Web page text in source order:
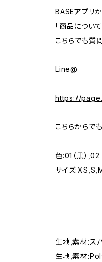
BASEアプリ
「商品につい
こちらでも質
Line@
https://
こちらからで
色:01（黒）,02
サイズ
生地,素材:ス
生地,素材